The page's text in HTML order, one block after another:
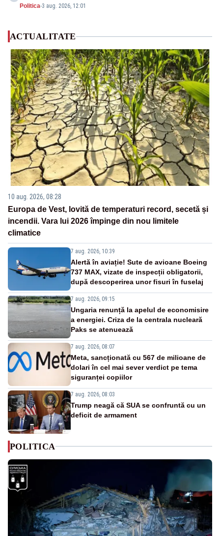
Politica-3 aug. 2026, 12:01
ACTUALITATE
10 aug. 2026, 08:28
Europa de Vest, lovită de temperaturi record, secetă și
incendii. Vara lui 2026 împinge din nou limitele
climatice
7 aug. 2026, 10:39
Alertă în aviație! Sute de avioane Boeing
737 MAX, vizate de inspecții obligatorii,
după descoperirea unor fisuri în fuselaj
7 aug. 2026, 09:15
Ungaria renunță la apelul de economisire
a energiei. Criza de la centrala nucleară
Paks se atenuează
7 aug. 2026, 08:07
Meta, sancționată cu 567 de milioane de
dolari în cel mai sever verdict pe tema
siguranței copiilor
7 aug. 2026, 08:03
Trump neagă că SUA se confruntă cu un
deficit de armament
POLITICA